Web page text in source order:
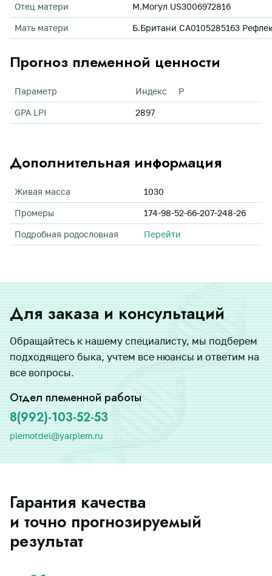
Отец матери M.Могул US3006972816
Мать матери Б.Британи CA0105285163
Прогноз племенной ценности
Параметр Индекс Р
GPA LPI 2897
Дополнительная информация
Живая масса 1030
Промеры 174-98-52-66-207-248-26
Подробная родословная Перейти
Для заказа и консультаций
Обращайтесь к нашему специалисту, мы подберем
подходящего быка, учтем все нюансы и ответим на
все вопросы.
Отдел племенной работы
8(992)-103-52-53
plemotdel@yarplem.ru
Гарантия качества
и точно прогнозируемый
результат